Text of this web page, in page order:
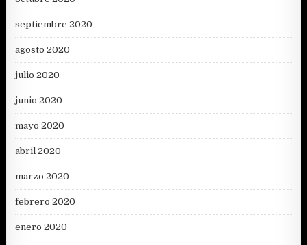
septiembre 2020
agosto 2020
julio 2020
junio 2020
mayo 2020
abril 2020
marzo 2020
febrero 2020
enero 2020